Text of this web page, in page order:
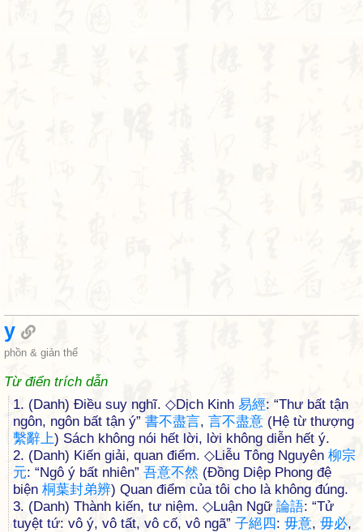
y
phồn & giản thể
Từ điển trích dẫn
1. (Danh) Điều suy nghĩ. ◇Dịch Kinh 易經: “Thư bất tận
ngôn, ngôn bất tận ý” 書不盡言, 言不盡意 (Hệ từ thượng
繫辭上) Sách không nói hết lời, lời không diễn hết ý.
2. (Danh) Kiến giải, quan điểm. ◇Liễu Tông Nguyên 柳宗
元: “Ngô ý bất nhiên” 吾意不然 (Đồng Diệp Phong đệ
biện 桐葉封弟辨) Quan điểm của tôi cho là không đúng.
3. (Danh) Thành kiến, tư niệm. ◇Luận Ngữ 論語: “Tử
tuyệt tứ: vô ý, vô tất, vô cố, vô ngã” 子絕四: 毋意, 毋必,